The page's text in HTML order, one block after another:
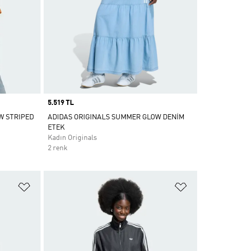
STRIPED
Price
5.519 TL
ADIDAS ORIGINALS SUMMER GLOW DENİM
ETEK
Kadın Originals
2 renk
Favori Listesine Ekle